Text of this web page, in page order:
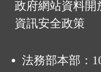
政府網站資料開
資訊安全政策
法務部本部：